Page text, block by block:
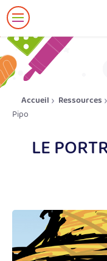
Afficher
le
menu
Accueil Ressources
Pipo
LE